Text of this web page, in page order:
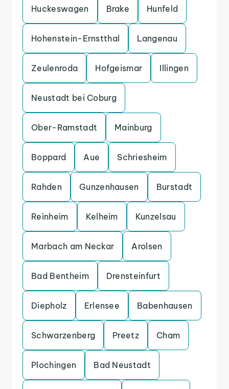
Huckeswagen Brake Hunfeld
Hohenstein-Ernstthal Langenau
Zeulenroda Hofgeismar Illingen
Neustadt bei Coburg
Ober-Ramstadt Mainburg
Boppard Aue Schriesheim
Rahden Gunzenhausen Burstadt
Reinheim Kelheim Kunzelsau
Marbach am Neckar Arolsen
Bad Bentheim Drensteinfurt
Diepholz Erlensee Babenhausen
Schwarzenberg Preetz Cham
Plochingen Bad Neustadt